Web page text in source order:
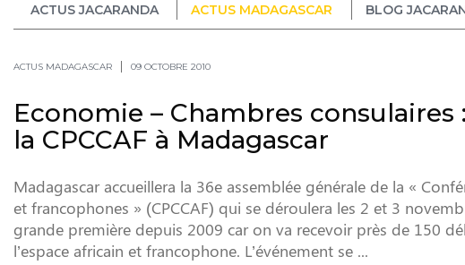
ACTUS JACARANDA ACTUS MADAGASCAR BLOG
ACTUS MADAGASCAR 09 OCTOBRE 2010
Economie – Chambres consulaires
la CPCCAF à Madagascar
Madagascar accueillera la 36e assemblée générale de la «
et francophones » (CPCCAF) qui se déroulera les 2 et 3
grande première depuis 2009 car on va recevoir près de 150
l’espace africain et francophone. L’événement se ...